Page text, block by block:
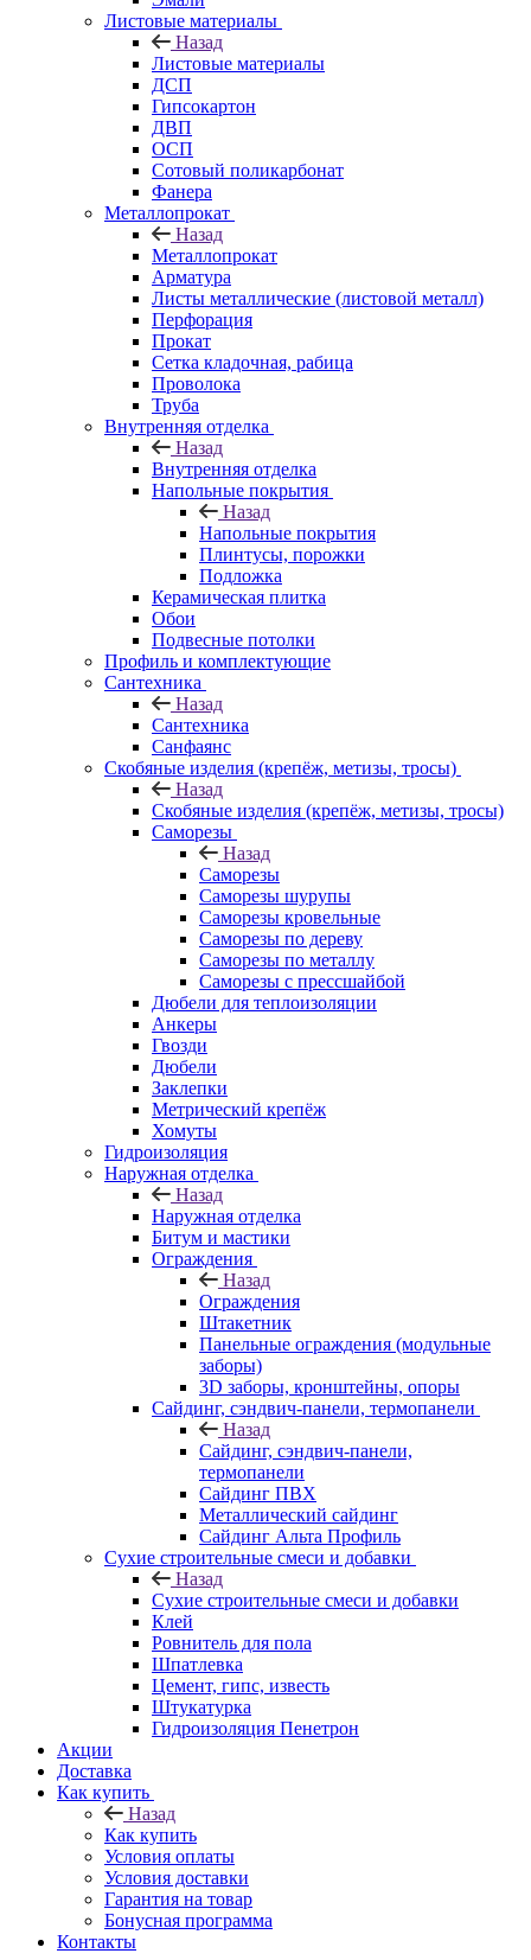
Листовые материалы
Назад
Листовые материалы
ДСП
Гипсокартон
ДВП
ОСП
Сотовый поликарбонат
Фанера
Металлопрокат
Назад
Металлопрокат
Арматура
Листы металлические (листовой металл)
Перфорация
Прокат
Сетка кладочная, рабица
Проволока
Труба
Внутренняя отделка
Назад
Внутренняя отделка
Напольные покрытия
Назад
Напольные покрытия
Плинтусы, порожки
Подложка
Керамическая плитка
Обои
Подвесные потолки
Профиль и комплектующие
Сантехника
Назад
Сантехника
Санфаянс
Скобяные изделия (крепёж, метизы, тросы)
Назад
Скобяные изделия (крепёж, метизы, тросы)
Саморезы
Назад
Саморезы
Саморезы шурупы
Саморезы кровельные
Саморезы по дереву
Саморезы по металлу
Саморезы с прессшайбой
Дюбели для теплоизоляции
Анкеры
Гвозди
Дюбели
Заклепки
Метрический крепёж
Хомуты
Гидроизоляция
Наружная отделка
Назад
Наружная отделка
Битум и мастики
Ограждения
Назад
Ограждения
Штакетник
Панельные ограждения (модульные
заборы)
3D заборы, кронштейны, опоры
Cайдинг, сэндвич-панели, термопанели
Назад
Cайдинг, сэндвич-панели,
термопанели
Сайдинг ПВХ
Металлический сайдинг
Сайдинг Альта Профиль
Сухие строительные смеси и добавки
Назад
Сухие строительные смеси и добавки
Клей
Ровнитель для пола
Шпатлевка
Цемент, гипс, известь
Штукатурка
Гидроизоляция Пенетрон
Акции
Доставка
Как купить
Назад
Как купить
Условия оплаты
Условия доставки
Гарантия на товар
Бонусная программа
Контакты